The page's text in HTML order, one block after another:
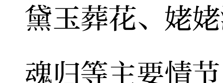
黛玉葬花、姥
魂归等主要情